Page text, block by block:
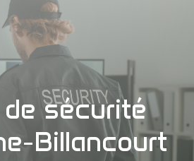
sécurité
Billancourt